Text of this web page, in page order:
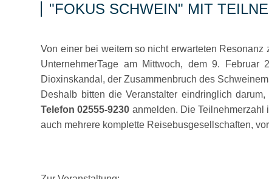
FOKUS SCHWEIN MIT
Von einer bei weitem so nicht erwarteten Resonanz
UnternehmerTage am Mittwoch, dem 9.
Dioxinskandal, der Zusammenbruch des
Deshalb bitten die Veranstalter eindringlich
Telefon 02555-9230 anmelden. Die Teilnehmerzahl
auch mehrere komplette Reisebusgesellschaften,